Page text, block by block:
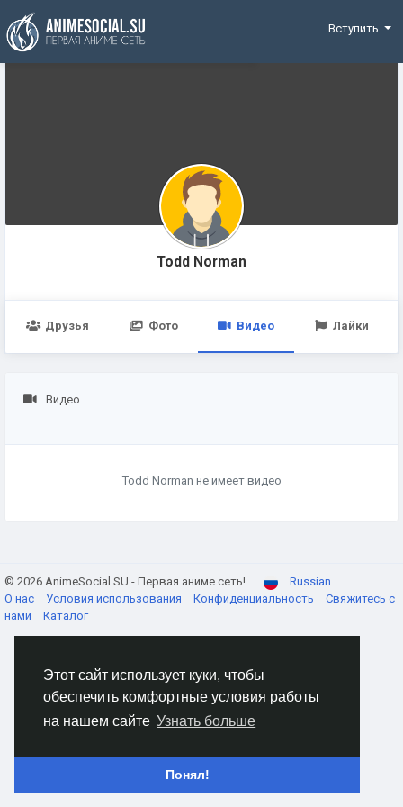
Этот сайт использует куки, чтобы
обеспечить комфортные условия работы
на нашем сайте Узнать больше
Понял!
Funding
Вступить
Todd Norman
Друзья Фото Видео Лайки
Видео
Todd Norman не имеет видео
© 2026 AnimeSocial.SU - Первая аниме сеть!
Russian
О нас
Условия использования Конфиденциальность
Свяжитесь с
нами
Каталог